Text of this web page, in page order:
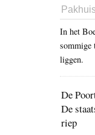
In het
sommige
liggen.
De
De
riep